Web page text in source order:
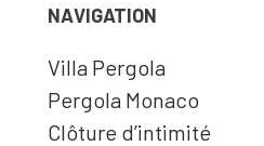
NAVIGATION
Villa Pergola
Pergola Monaco
Clôture d’intimité